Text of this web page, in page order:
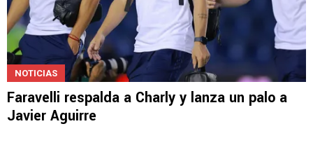
NOTICIAS
Faravelli respalda a Charly y lanza un palo a
Javier Aguirre